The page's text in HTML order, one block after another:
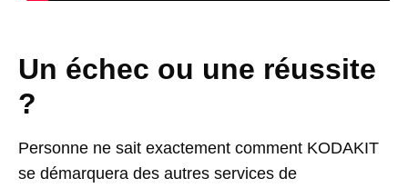
Un échec ou une réussite
?
Personne ne sait exactement comment KODAKIT
se démarquera des autres services de